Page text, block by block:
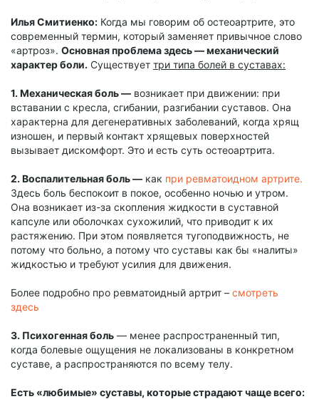
Илья Смитиенко: Когда мы говорим об остеоартрите, это
современный термин, который заменяет привычное слово
«артроз». Основная проблема здесь — механический
характер боли. Существует три типа болей в суставах:
1. Механическая боль — возникает при движении: при
вставании с кресла, сгибании, разгибании суставов. Она
характерна для дегенеративных заболеваний, когда хрящ
изношен, и первый контакт хрящевых поверхностей
вызывает дискомфорт. Это и есть суть остеоартрита.
2. Воспалительная боль — как при ревматоидном артрите.
Здесь боль беспокоит в покое, особенно ночью и утром.
Она возникает из-за скопления жидкости в суставной
капсуле или оболочках сухожилий, что приводит к их
растяжению. При этом появляется тугоподвижность, не
потому что больно, а потому что суставы как бы «налиты»
жидкостью и требуют усилия для движения.
Более подробно про ревматоидный артрит – смотреть
здесь
3. Психогенная боль — менее распространенный тип,
когда болевые ощущения не локализованы в конкретном
суставе, а распространяются по всему телу.
Есть «любимые» суставы, которые страдают чаще всего: